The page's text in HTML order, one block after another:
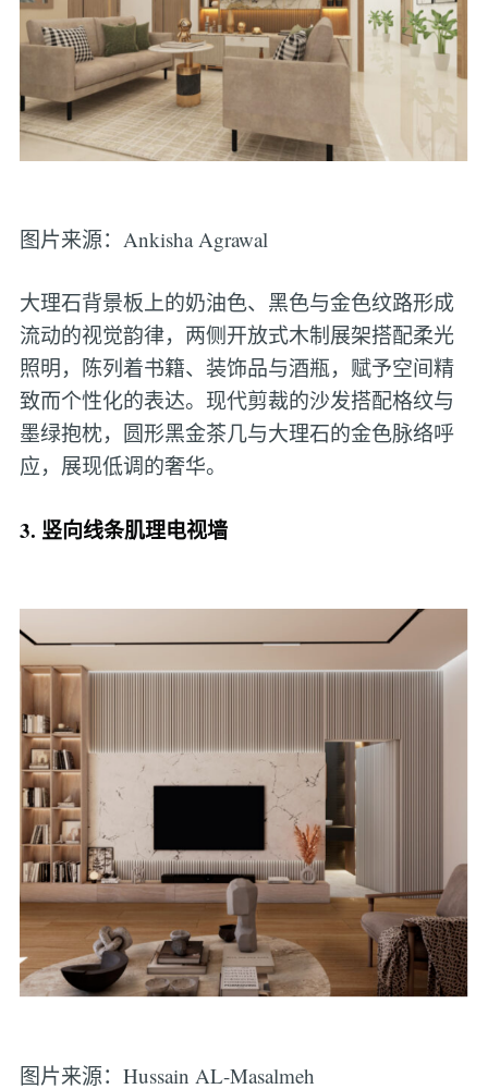
图片来源：Ankisha Agrawal
大理石背景板上的奶油色、黑色与金色纹路形成
流动的视觉韵律，两侧开放式木制展架搭配柔光
照明，陈列着书籍、装饰品与酒瓶，赋予空间精
致而个性化的表达。现代剪裁的沙发搭配格纹与
墨绿抱枕，圆形黑金茶几与大理石的金色脉络呼
应，展现低调的奢华。
3. 竖向线条肌理电视墙
图片来源：Hussain AL-Masalmeh